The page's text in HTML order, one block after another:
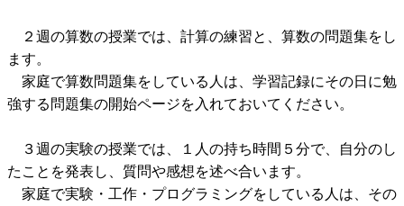
２週の算数の授業では、計算の練習と、算数の問題集をし
ます。
家庭で算数問題集をしている人は、学習記録にその日に勉
強する問題集の開始ページを入れておいてください。
３週の実験の授業では、１人の持ち時間５分で、自分のし
たことを発表し、質問や感想を述べ合います。
家庭で実験・工作・プログラミングをしている人は、その